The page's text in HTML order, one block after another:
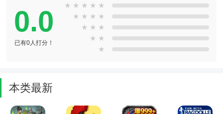
0.0
已有0人打分！
★ ★ ★ ★ ★
★ ★ ★ ★
★ ★ ★
★ ★
★
本类最新